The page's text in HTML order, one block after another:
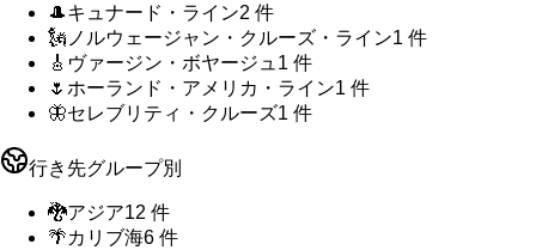
🎩キュナード・ライン2 件
🗽 ノルウェージャン・クルーズ・ライン1 件
🎸 ヴァージン・ボヤージュ1 件
🌷 ホーランド・アメリカ・ライン1 件
🦋セレブリティ・クルーズ1 件
行き先グループ別
🐉アジア12 件
🌴カリブ海6 件